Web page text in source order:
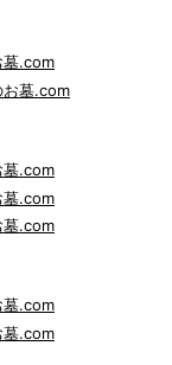
墓.com
お墓.com
墓.com
墓.com
墓.com
墓.com
墓.com